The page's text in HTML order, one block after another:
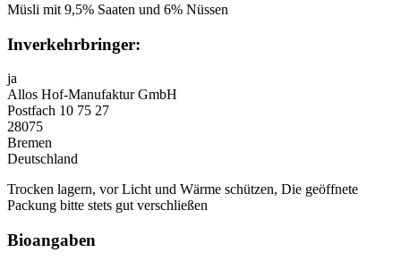
Müsli mit 9,5% Saaten und 6% Nüssen
Inverkehrbringer:
ja
Allos Hof-Manufaktur GmbH
Postfach 10 75 27
28075
Bremen
Deutschland
Trocken lagern, vor Licht und Wärme schützen, Die geöffnete
Packung bitte stets gut verschließen
Bioangaben